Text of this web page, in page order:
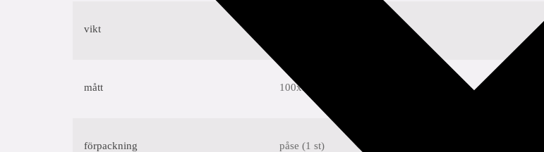
vikt
mått 100x50x50 mm
förpackning påse (1 st)